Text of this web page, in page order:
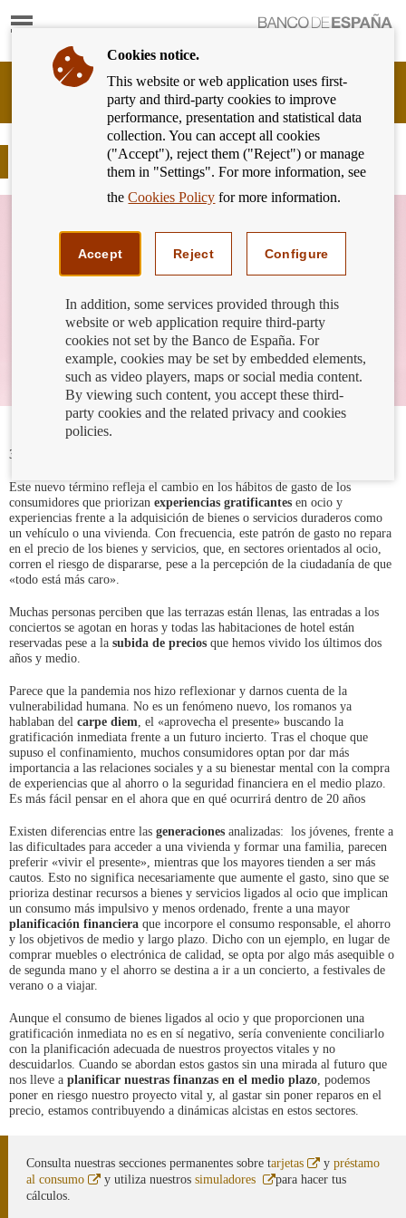
Show
Banking
Customer
Banco
España
Eurosystem,
¿Has oído hablar de la diverflación?
30/07/2024
Este nuevo término refleja el cambio en los hábitos de gasto de los
consumidores que priorizan experiencias gratificantes en ocio y
experiencias frente a la adquisición de bienes o servicios duraderos como
un vehículo o una vivienda. Con frecuencia, este patrón de gasto no repara
en el precio de los bienes y servicios, que, en sectores orientados al ocio,
corren el riesgo de dispararse, pese a la percepción de la ciudadanía de que
«todo está más caro».
Muchas personas perciben que las terrazas están llenas, las entradas a los
conciertos se agotan en horas y todas las habitaciones de hotel están
reservadas pese a la subida de precios que hemos vivido los últimos dos
años y medio.
Parece que la pandemia nos hizo reflexionar y darnos cuenta de la
vulnerabilidad humana. No es un fenómeno nuevo, los romanos ya
hablaban del carpe diem, el «aprovecha el presente» buscando la
gratificación inmediata frente a un futuro incierto. Tras el choque que
supuso el confinamiento, muchos consumidores optan por dar más
importancia a las relaciones sociales y a su bienestar mental con la compra
de experiencias que al ahorro o la seguridad financiera en el medio plazo.
Es más fácil pensar en el ahora que en qué ocurrirá dentro de 20 años
Existen diferencias entre las generaciones analizadas: los jóvenes, frente a
las dificultades para acceder a una vivienda y formar una familia, parecen
preferir «vivir el presente», mientras que los mayores tienden a ser más
cautos. Esto no significa necesariamente que aumente el gasto, sino que se
prioriza destinar recursos a bienes y servicios ligados al ocio que implican
un consumo más impulsivo y menos ordenado, frente a una mayor
planificación financiera que incorpore el consumo responsable, el ahorro
y los objetivos de medio y largo plazo. Dicho con un ejemplo, en lugar de
comprar muebles o electrónica de calidad, se opta por algo más asequible o
de segunda mano y el ahorro se destina a ir a un concierto, a festivales de
verano o a viajar.
Aunque el consumo de bienes ligados al ocio y que proporcionen una
gratificación inmediata no es en sí negativo, sería conveniente conciliarlo
con la planificación adecuada de nuestros proyectos vitales y no
descuidarlos. Cuando se abordan estos gastos sin una mirada al futuro que
nos lleve a planificar nuestras finanzas en el medio plazo, podemos
poner en riesgo nuestro proyecto vital y, al gastar sin poner reparos en el
precio, estamos contribuyendo a dinámicas alcistas en estos sectores.
Consulta nuestras secciones permanentes sobre tarjetas
Abre
en
ventana
y préstamo
al consumo
Abre
en
y utiliza nuestros simuladores
Abre
en
para hacer tus
cálculos.
Cookies notice.
This website or web application uses first-
party and third-party cookies to improve
performance, presentation and statistical data
collection. You can accept all cookies
("Accept"), reject them ("Reject") or manage
them in "Settings". For more information, see
theCookies Policy for more information.
Accept Reject Configure
In addition, some services provided through this
website or web application require third-party
cookies not set by the Banco de España. For
example, cookies may be set by embedded elements,
such as video players, maps or social media content.
By viewing such content, you accept these third-
party cookies and the related privacy and cookies
policies.